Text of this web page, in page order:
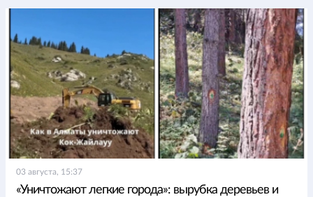
03 августа, 15:37
«Уничтожают легкие города»: вырубка деревьев и